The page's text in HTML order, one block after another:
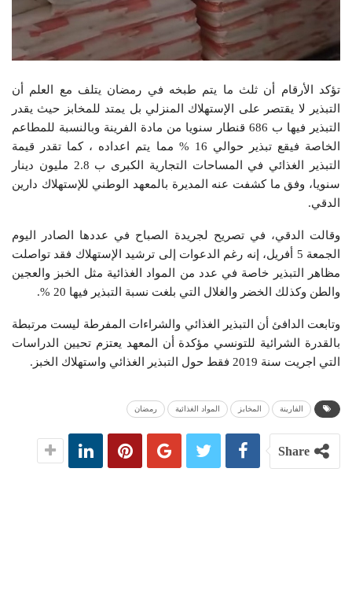
تؤكد الأرقام أن ثلث ما يتم طبخه في رمضان يتلف مع العلم أن
التبذير لا يقتصر على الإستهلاك المنزلي بل يمتد للمخابز حيث يقدر
التبذير فيها ب 686 قنطار سنويا من مادة الفرينة وبالنسبة للمطاعم
الخاصة فيقع تبذير حوالي 16 % مما يتم اعداده ، كما تقدر قيمة
التبذير الغذائي في المساحات التجارية الكبرى ب 2.8 مليون دينار
سنويا، وفق ما كشفت عنه المديرة بالمعهد الوطني للإستهلاك دارين
الدقي.
وقالت الدقي، في تصريح لجريدة الصباح في عددها الصادر اليوم
الجمعة 5 أفريل، إنه رغم الدعوات إلى ترشيد الإستهلاك فقد تواصلت
مظاهر التبذير خاصة في عدد من المواد الغذائية مثل الخبز والعجين
والطن وكذلك الخضر والغلال التي بلغت نسبة التبذير فيها 20 %.
وتابعت الدافئ أن التبذير الغذائي والشراءات المفرطة ليست مرتبطة
بالقدرة الشرائية للتونسي مؤكدة أن المعهد يعتزم تحيين الدراسات
التي اجريت سنة 2019 فقط حول التبذير الغذائي واستهلاك الخبز.
الفارينة المخابز المواد الغذائية رمضان
Share